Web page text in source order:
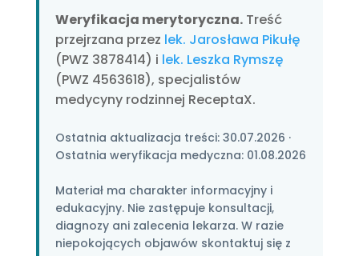
Weryfikacja merytoryczna.Treść
przejrzana przez lek. Jarosława Pikułę
(PWZ 3878414) i lek. Leszka Rymszę
(PWZ 4563618), specjalistów
medycyny rodzinnej ReceptaX.
Ostatnia aktualizacja treści: 30.07.2026 ·
Ostatnia weryfikacja medyczna: 01.08.2026
Materiał ma charakter informacyjny i
edukacyjny. Nie zastępuje konsultacji,
diagnozy ani zalecenia lekarza. W razie
niepokojących objawów skontaktuj się z